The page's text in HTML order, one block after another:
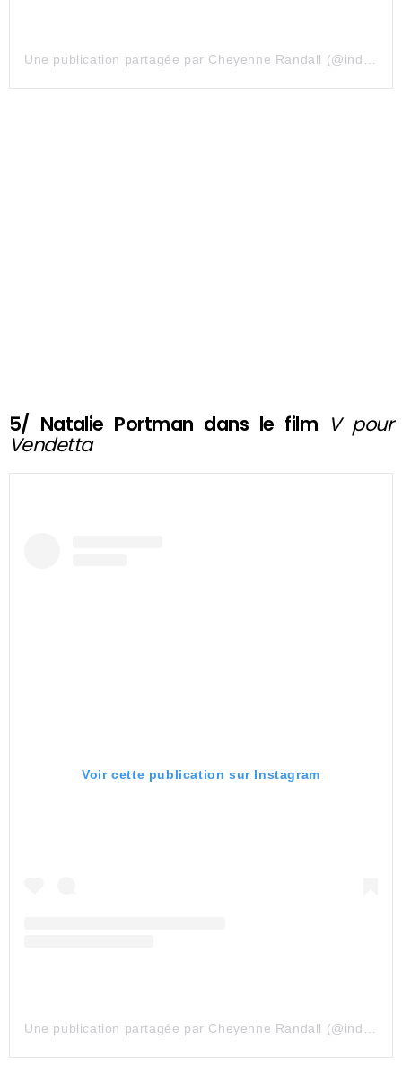
Une publication partagée par Cheyenne Randall (@indiangiver)
5/ Natalie Portman dans le film V pour
Vendetta
Voir cette publication sur Instagram